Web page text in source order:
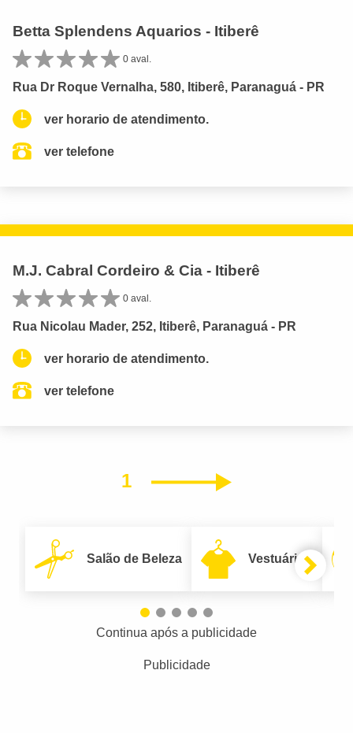
Betta Splendens Aquarios - Itiberê
0 aval.
Rua Dr Roque Vernalha, 580, Itiberê, Paranaguá - PR
ver horario de atendimento.
ver telefone
M.J. Cabral Cordeiro & Cia - Itiberê
0 aval.
Rua Nicolau Mader, 252, Itiberê, Paranaguá - PR
ver horario de atendimento.
ver telefone
1 Próximo
Salão de Beleza Vestuário
Continua após a publicidade
Publicidade